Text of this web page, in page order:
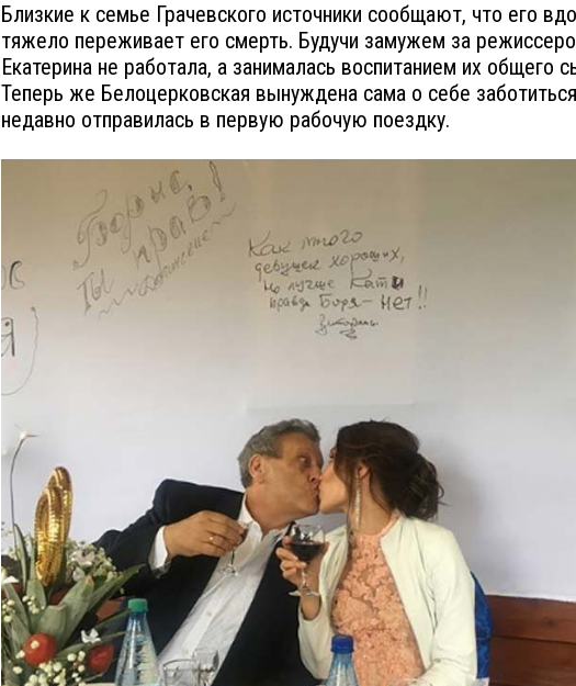
Близкие к семье Грачевского источники сообщают, что его
тяжело переживает его смерть. Будучи замужем за
Екатерина не работала, а занималась воспитанием их общего
Теперь же Белоцерковская вынуждена сама о себе
недавно отправилась в первую рабочую поездку.